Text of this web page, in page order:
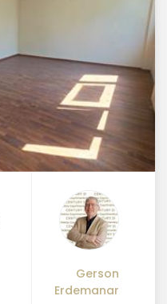
Gerson
Erdemanar